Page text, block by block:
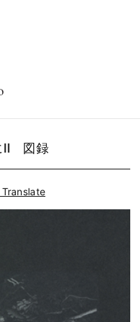
II 図録